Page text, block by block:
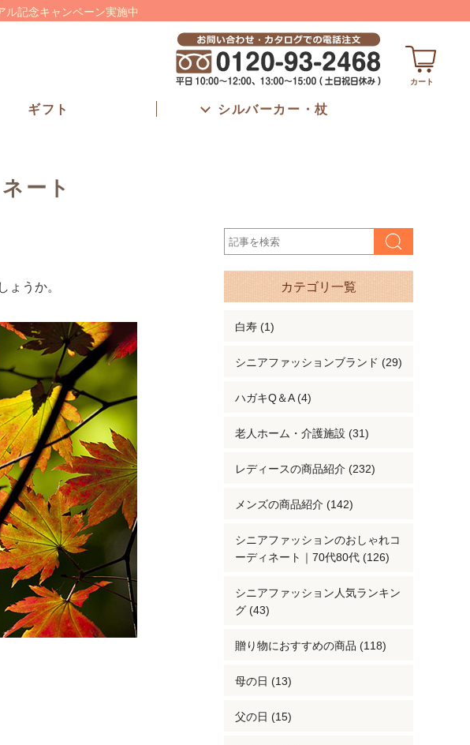
ル記念キャンペーン実施中
カート
ギフト シルバーカー・杖
ート
ょうか。 カテゴリ一覧
白寿 (1)
シニアファッションブランド (29)
ハガキQ＆A (4)
老人ホーム・介護施設 (31)
レディースの商品紹介 (232)
メンズの商品紹介 (142)
シニアファッションのおしゃれコ
ーディネート｜70代80代 (126)
シニアファッション人気ランキン
グ (43)
贈り物におすすめの商品 (118)
母の日 (13)
父の日 (15)